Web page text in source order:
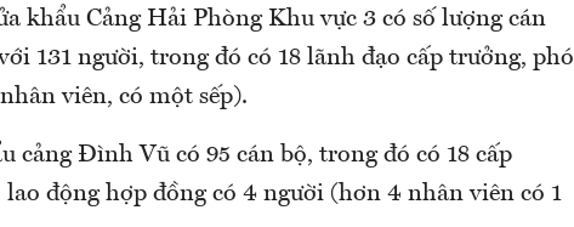
khẩu Cảng Hải Phòng Khu vực 3 có số lượng cán
131 người, trong đó có 18 lãnh đạo cấp trưởng, phó
viên, có một sếp).
cảng Đình Vũ có 95 cán bộ, trong đó có 18 cấp
động hợp đồng có 4 người (hơn 4 nhân viên có 1